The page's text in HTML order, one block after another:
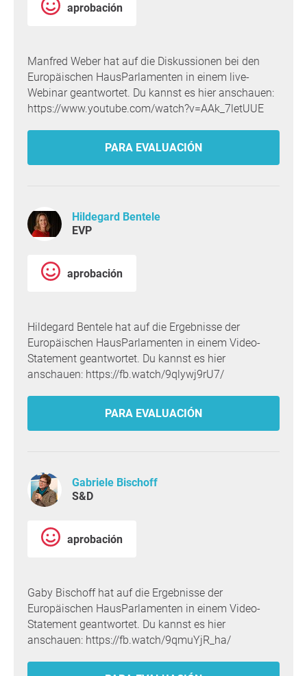
aprobación
Manfred Weber hat auf die Diskussionen bei den
Europäischen HausParlamenten in einem live-
Webinar geantwortet. Du kannst es hier anschauen:
https://www.youtube.com/watch?v=AAk_7letUUE
PARA EVALUACIÓN
Hildegard Bentele
EVP
aprobación
Hildegard Bentele hat auf die Ergebnisse der
Europäischen HausParlamenten in einem Video-
Statement geantwortet. Du kannst es hier
anschauen: https://fb.watch/9qlywj9rU7/
PARA EVALUACIÓN
Gabriele Bischoff
S&D
aprobación
Gaby Bischoff hat auf die Ergebnisse der
Europäischen HausParlamenten in einem Video-
Statement geantwortet. Du kannst es hier
anschauen: https://fb.watch/9qmuYjR_ha/